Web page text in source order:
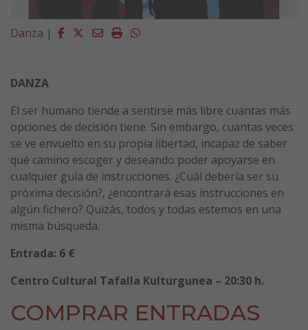
Danza | Facebook
Twitter
EmailImprimirWhatsapp
DANZA
El ser humano tiende a sentirse más libre cuantas más
opciones de decisión tiene. Sin embargo, cuantas veces
se ve envuelto en su propia libertad, incapaz de saber
qué camino escoger y deseando poder apoyarse en
cualquier guía de instrucciones. ¿Cuál debería ser su
próxima decisión?, ¿encontrará esas instrucciones en
algún fichero? Quizás, todos y todas estemos en una
misma búsqueda.
Entrada: 6 €
Centro Cultural Tafalla Kulturgunea – 20:30 h.
COMPRAR ENTRADAS